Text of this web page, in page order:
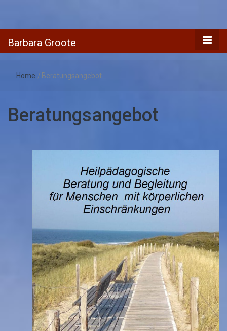
Barbara
Groote
Freischaffende Fotografin
Barbara Groote
Home / Beratungsangebot
Beratungsangebot